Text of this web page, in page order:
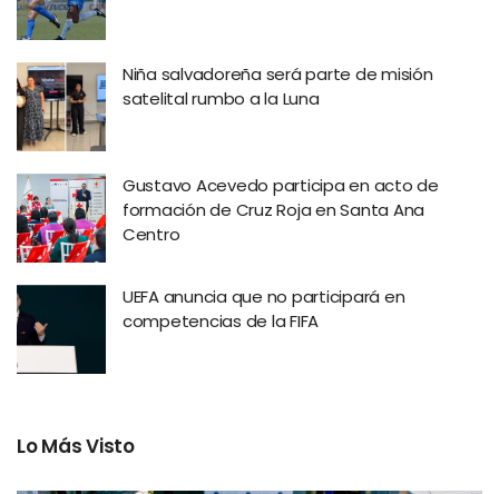
Niña salvadoreña será parte de misión
satelital rumbo a la Luna
Gustavo Acevedo participa en acto de
formación de Cruz Roja en Santa Ana
Centro
UEFA anuncia que no participará en
competencias de la FIFA
Lo Más Visto